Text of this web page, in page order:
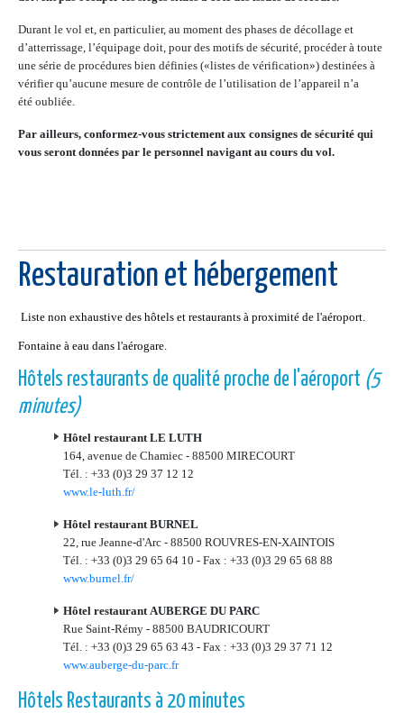
Durant le vol et, en particulier, au moment des phases de décollage et
d’atterrissage, l’équipage doit, pour des motifs de sécurité, procéder à toute
une série de procédures bien définies («listes de vérification») destinées à
vérifier qu’aucune mesure de contrôle de l’utilisation de l’appareil n’a
été oubliée.
Par ailleurs, conformez-vous strictement aux consignes de sécurité qui
vous seront données par le personnel navigant au cours du vol.
Restauration et hébergement
Liste non exhaustive des hôtels et restaurants à proximité de l'aéroport.
Fontaine à eau dans l'aérogare.
Hôtels restaurants de qualité proche de l'aéroport (5
minutes)
Hôtel restaurant LE LUTH
164, avenue de Chamiec - 88500 MIRECOURT
Tél. : +33 (0)3 29 37 12 12
www.le-luth.fr/
Hôtel restaurant BURNEL
22, rue Jeanne-d'Arc - 88500 ROUVRES-EN-XAINTOIS
Tél. : +33 (0)3 29 65 64 10 - Fax : +33 (0)3 29 65 68 88
www.burnel.fr/
Hôtel restaurant AUBERGE DU PARC
Rue Saint-Rémy - 88500 BAUDRICOURT
Tél. : +33 (0)3 29 65 63 43 - Fax : +33 (0)3 29 37 71 12
www.auberge-du-parc.fr
Hôtels Restaurants à 20 minutes